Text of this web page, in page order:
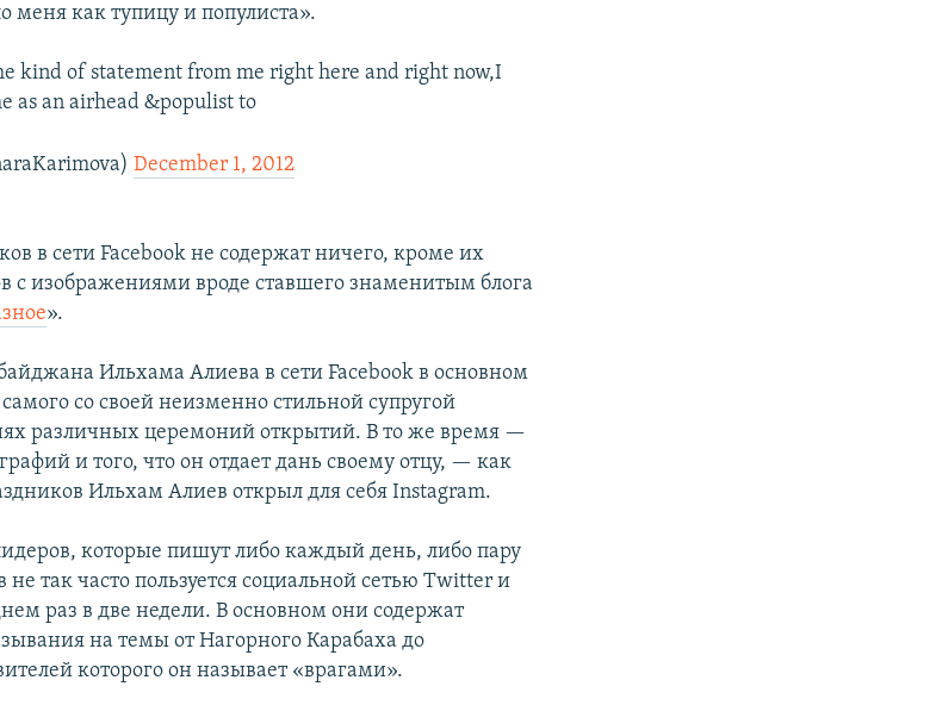
меня как тупицу и популиста».
kind of statement from me right here and right now,I
as an airhead &populist to
December 1, 2012
в сети Facebook не содержат ничего, кроме их
с изображениями вроде ставшего знаменитым блога
».
Ильхама Алиева в сети Facebook в основном
со своей неизменно стильной супругой
различных церемоний открытий. В то же время —
и того, что он отдает дань своему отцу, — как
Ильхам Алиев открыл для себя Instagram.
которые пишут либо каждый день, либо пару
так часто пользуется социальной сетью Twitter и
раз в две недели. В основном они содержат
на темы от Нагорного Карабаха до
которого он называет «врагами».